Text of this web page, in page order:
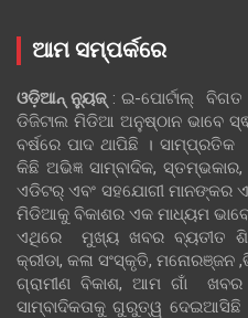
ଆମ ସମ୍ପର୍କରେ
ଓଡ଼ିଆନ୍‍ ନ୍ୟୁଜ୍‍: ଇ-ପୋର୍ଟାଲ୍
ଡିଜିଟାଲ ମିଡିଆ ଅନୁଷ୍ଠାନ ଭାବେ
ବର୍ଷରେ ପାଦ ଥାପିଛି ।
କିଛି ଅଭିଜ୍ଞ ସାମ୍ବାଦିକ,
ଏଡିଟର୍ ଏବଂ ସହଯୋଗୀ ମାନଙ୍କର
ମିଡିଆକୁ ବିକାଶର ଏକ ମାଧ୍ୟମ
ଏଥିରେ ମୁଖ୍ୟ ଖବର ବ୍ୟତୀତ
କ୍ରୀଡା, କଳା ସଂସ୍କୃତି, ମନୋରଞ୍ଜନ
ଗ୍ରାମୀଣ ବିକାଶ, ଆମ ଗାଁ
ସାମ୍ବାଦିକତାକୁ ଗୁରୁତ୍ୱ